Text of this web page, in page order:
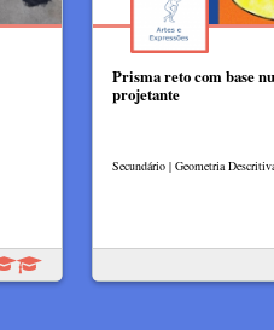
Prisma reto com base
projetante
Secundário | Geometria